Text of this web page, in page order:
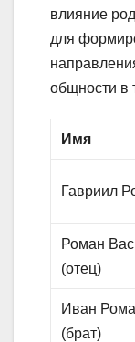
влияние
для
общности в
Имя
Гавриил
Роман
(отец)
Иван
(брат)